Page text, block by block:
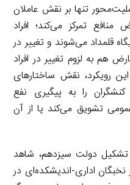
تنها بر نقش عاملان
تمرکز می‌کند؛ افراد
قلمداد می‌شوند و تغییر در
هم به لزوم تغییر در افراد
رویکرد، نقش ساختارهای
را به پیگیری نفع
تشویق می‌کند یا از آن
تشکیل دولت سیزدهم، شاهد
اداری-اندیشکده‌ای در